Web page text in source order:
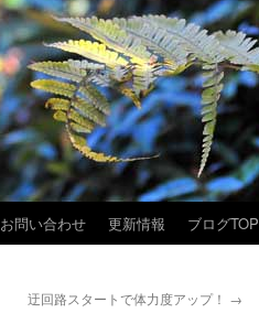
お問い合わせ 更新情報 ブログTOP
迂回路スタートで体力度アップ！ →